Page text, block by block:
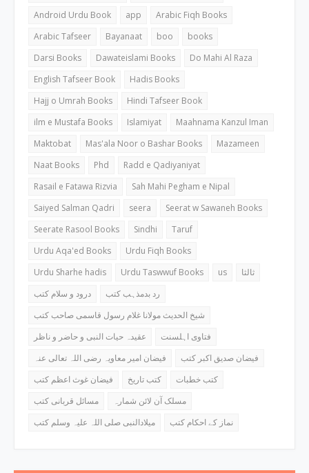
Android Urdu Book
app
Arabic Fiqh Books
Arabic Tafseer
Bayanaat boo
books
Darsi Books
Dawateislami Books
Do Mahi Al Raza
English Tafseer Book
Hadis Books
Hajj o Umrah Books
Hindi Tafseer Book
ilm e Mustafa Books
Islamiyat
Maahnama Kanzul Iman
Maktobat
Mas'ala Noor o Bashar Books
Mazameen
Naat Books
Phd
Radd e Qadiyaniyat
Rasail e Fatawa Rizvia
Sah Mahi Pegham e Nipal
Saiyed Salman Qadri
seera
Seerat w Sawaneh Books
Seerate Rasool Books
Sindhi
Taruf
Urdu Aqa'ed Books
Urdu Fiqh Books
Urdu Sharhe hadis
Urdu Taswwuf Books us
ثالثا
درود و سلام کتب
رد بدمذہب کتب
شیخ الحدیث مولانا غلام رسول قاسمی صاحب کتب
عقیدہ حیات النبی و حاضر و ناظر
فتاوی اہلسنت
فیضان امیر معاویہ رضی اللہ تعالی عنہ
فیضان صدیق اکبر کتب
فیضان غوث اعظم کتب
کتب تاریخ
کتب خطبات
مسائل قربانی کتب
مسلک آن لائن شمارہ
میلادالنبی صلی اللہ علیہ وسلم کتب
نماز کے احکام کتب